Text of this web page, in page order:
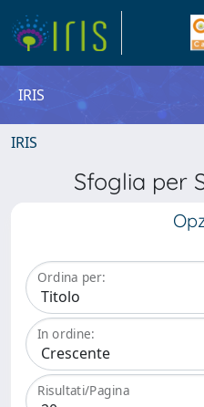
IRIS
IRIS
Sfoglia per
Ordina per:
In ordine:
Risultati/Pagina